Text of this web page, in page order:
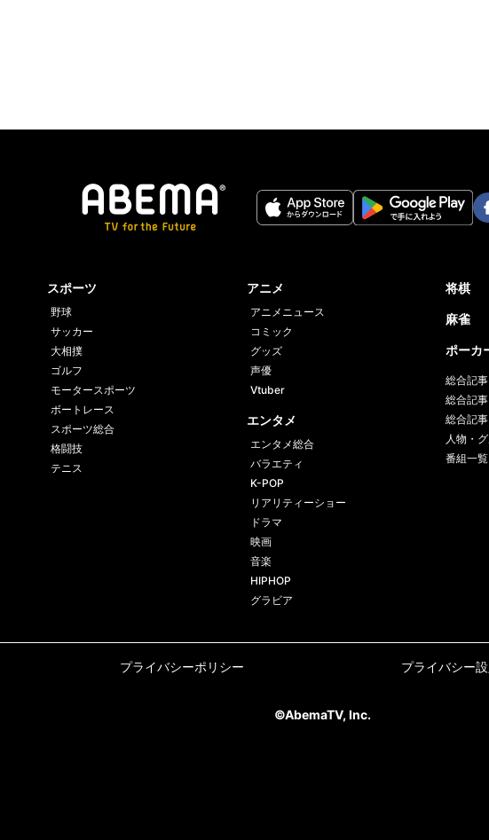
スポーツ
野球
サッカー
大相撲
ゴルフ
モータースポーツ
ボートレース
スポーツ総合
格闘技
テニス
アニメ
アニメニュース
コミック
グッズ
声優
Vtuber
エンタメ
エンタメ総合
バラエティ
K-POP
リアリティーショー
ドラマ
映画
音楽
HIPHOP
グラビア
将棋
麻雀
ポーカ
総合記事
総合記
総合記事
人物・
番組一覧
プライバシーポリシー プライバシー
©AbemaTV, Inc.